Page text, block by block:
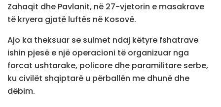
Zahaqit dhe Pavlanit, në 27-vjetorin e masakrave
të kryera gjatë luftës në Kosovë.
Ajo ka theksuar se sulmet ndaj këtyre fshatrave
ishin pjesë e një operacioni të organizuar nga
forcat ushtarake, policore dhe paramilitare serbe,
ku civilët shqiptarë u përballën me dhunë dhe
dëbim.